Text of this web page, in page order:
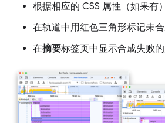
根据相应的 CSS 属性（如果有
在轨道中用红色三角形标记未合
在摘要标签页中显示合成失败的